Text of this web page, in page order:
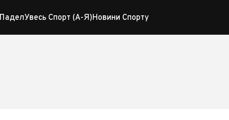
ПаделУвесь Спорт (А-Я)Новини Спорту